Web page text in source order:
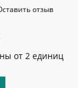
отзыв
от 2 единиц